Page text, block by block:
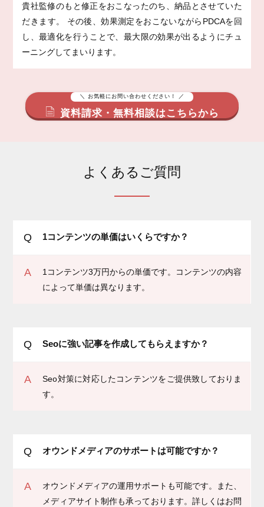
貴社監修のもと修正をおこなったのち、納品とさせていた
だきます。 その後、効果測定をおこないながらPDCAを回
し、最適化を行うことで、最大限の効果が出るようにチュ
ーニングしてまいります。
＼ お気軽にお問い合わせください！ ／
資料請求・無料相談はこちらから
よくあるご質問
Q 1コンテンツの単価はいくらですか？
A
1コンテンツ3万円からの単価です。コンテンツの内容
によって単価は異なります。
Q Seoに強い記事を作成してもらえますか？
A
Seo対策に対応したコンテンツをご提供致しておりま
す。
Q オウンドメディアのサポートは可能ですか？
A
オウンドメディアの運用サポートも可能です。また、
メディアサイト制作も承っております。詳しくはお問